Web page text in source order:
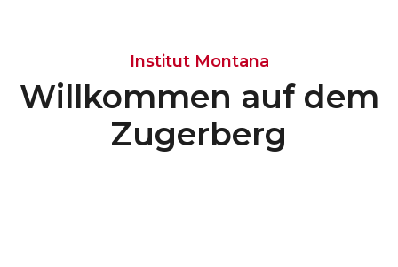
Institut Montana
Willkommen auf dem
Zugerberg